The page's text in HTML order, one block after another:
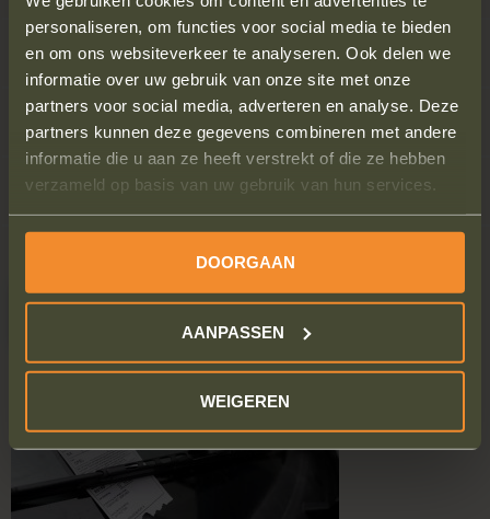
personaliseren, om functies voor social media te bieden
en om ons websiteverkeer te analyseren. Ook delen we
informatie over uw gebruik van onze site met onze
partners voor social media, adverteren en analyse. Deze
partners kunnen deze gegevens combineren met andere
informatie die u aan ze heeft verstrekt of die ze hebben
verzameld op basis van uw gebruik van hun services.
DOORGAAN
AANPASSEN
WEIGEREN
Ik heb met een parkeerapp betaald.
Ik was aan het laden en lossen.
Ik heb geen bord gezien dat ik moest betalen